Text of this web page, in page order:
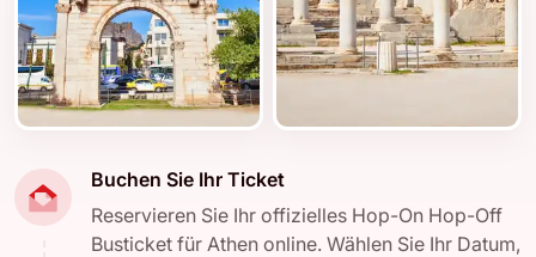
Buchen Sie Ihr Ticket
Reservieren Sie Ihr offizielles Hop-On Hop-Off
Busticket für Athen online. Wählen Sie Ihr Datum,